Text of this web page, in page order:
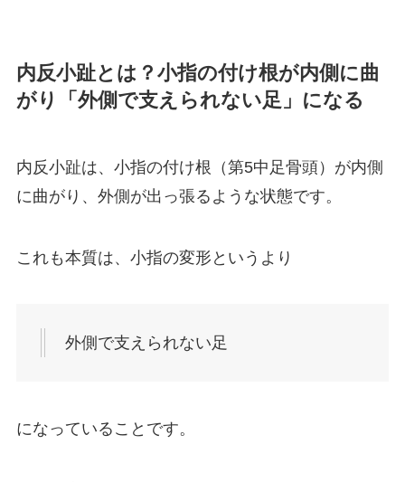
内反小趾とは？小指の付け根が内側に曲
がり「外側で支えられない足」になる
内反小趾は、小指の付け根（第5中足骨頭）が内側
に曲がり、外側が出っ張るような状態です。
これも本質は、小指の変形というより
外側で支えられない足
になっていることです。